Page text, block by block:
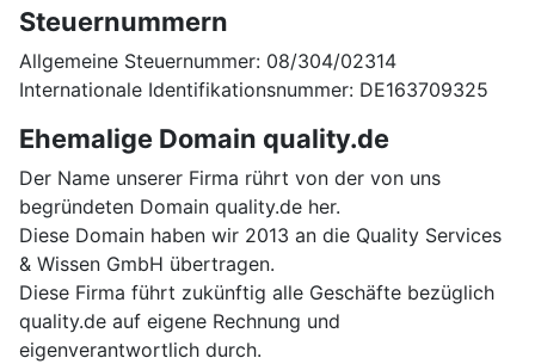
Steuernummern
Allgemeine Steuernummer: 08/304/02314
Internationale Identifikationsnummer: DE163709325
Ehemalige Domain quality.de
Der Name unserer Firma rührt von der von uns
begründeten Domain quality.de her.
Diese Domain haben wir 2013 an die Quality Services
& Wissen GmbH übertragen.
Diese Firma führt zukünftig alle Geschäfte bezüglich
quality.de auf eigene Rechnung und
eigenverantwortlich durch.